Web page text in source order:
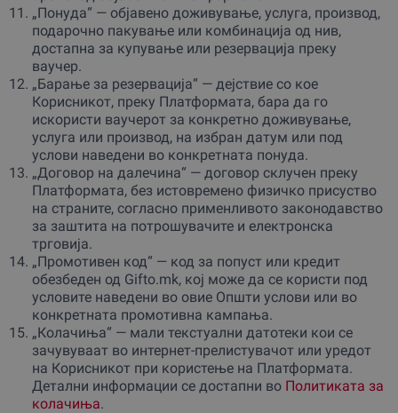
„Понуда“ — објавено доживување, услуга, производ,
подарочно пакување или комбинација од нив,
достапна за купување или резервација преку
ваучер.
„Барање за резервација“ — дејствие со кое
Корисникот, преку Платформата, бара да го
искористи ваучерот за конкретно доживување,
услуга или производ, на избран датум или под
услови наведени во конкретната понуда.
„Договор на далечина“ — договор склучен преку
Платформата, без истовремено физичко присуство
на страните, согласно применливото законодавство
за заштита на потрошувачите и електронска
трговија.
„Промотивен код“ — код за попуст или кредит
обезбеден од Gifto.mk, кој може да се користи под
условите наведени во овие Општи услови или во
конкретната промотивна кампања.
„Колачиња“ — мали текстуални датотеки кои се
зачувуваат во интернет-прелистувачот или уредот
на Корисникот при користење на Платформата.
Детални информации се достапни во Политиката за
колачиња.